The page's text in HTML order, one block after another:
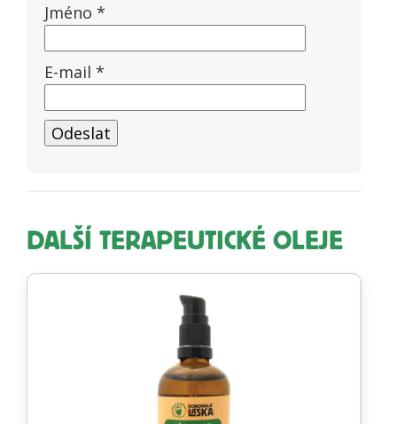
Jméno *
E-mail *
DALŠÍ TERAPEUTICKÉ OLEJE